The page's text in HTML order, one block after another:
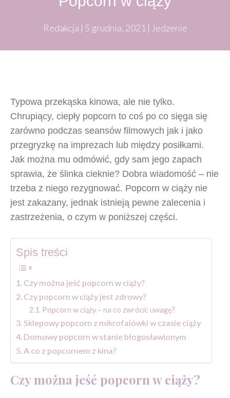
Redakcja | 5 grudnia, 2021 | Jedzenie
Typowa przekąska kinowa, ale nie tylko.
Chrupiący, ciepły popcorn to coś po co sięga się
zarówno podczas seansów filmowych jak i jako
przegryzkę na imprezach lub między posiłkami.
Jak można mu odmówić, gdy sam jego zapach
sprawia, że ślinka cieknie? Dobra wiadomość – nie
trzeba z niego rezygnować. Popcorn w ciąży nie
jest zakazany, jednak istnieją pewne zalecenia i
zastrzeżenia, o czym w poniższej części.
Spis treści
Czy można jeść popcorn w ciąży?
Czy popcorn w ciąży jest zdrowy?
Popcorn w ciąży – na co zwrócić uwagę?
Sklepowy popcorn z mikrofalówki w czasie ciąży
Domowy popcorn w stanie błogosławionym
A co z popcornem z kina?
Czy można jeść popcorn w ciąży?